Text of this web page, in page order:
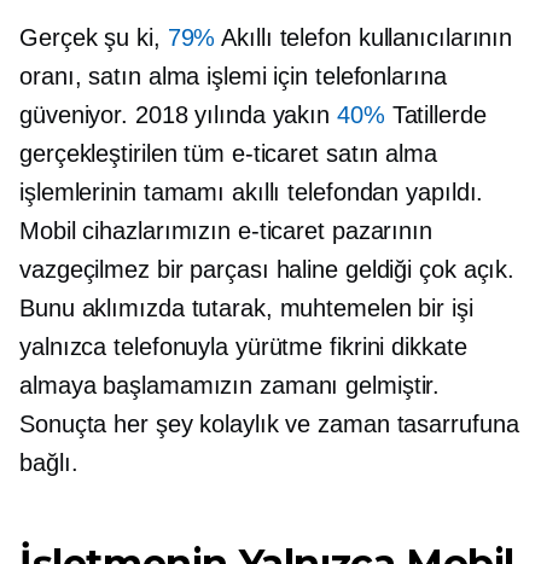
Gerçek şu ki, 79% Akıllı telefon kullanıcılarının
oranı, satın alma işlemi için telefonlarına
güveniyor. 2018 yılında yakın 40% Tatillerde
gerçekleştirilen tüm e-ticaret satın alma
işlemlerinin tamamı akıllı telefondan yapıldı.
Mobil cihazlarımızın e-ticaret pazarının
vazgeçilmez bir parçası haline geldiği çok açık.
Bunu aklımızda tutarak, muhtemelen bir işi
yalnızca telefonuyla yürütme fikrini dikkate
almaya başlamamızın zamanı gelmiştir.
Sonuçta her şey kolaylık ve zaman tasarrufuna
bağlı.